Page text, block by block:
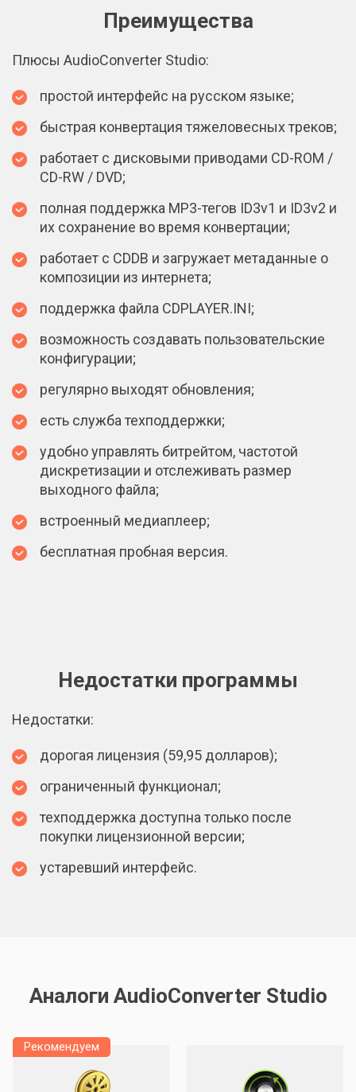
Преимущества
Плюсы AudioConverter Studio:
простой интерфейс на русском языке;
быстрая конвертация тяжеловесных треков;
работает с дисковыми приводами CD-ROM /
CD-RW / DVD;
полная поддержка МР3-тегов ID3v1 и ID3v2 и
их сохранение во время конвертации;
работает с CDDB и загружает метаданные о
композиции из интернета;
поддержка файла CDPLAYER.INI;
возможность создавать пользовательские
конфигурации;
регулярно выходят обновления;
есть служба техподдержки;
удобно управлять битрейтом, частотой
дискретизации и отслеживать размер
выходного файла;
встроенный медиаплеер;
бесплатная пробная версия.
Недостатки программы
Недостатки:
дорогая лицензия (59,95 долларов);
ограниченный функционал;
техподдержка доступна только после
покупки лицензионной версии;
устаревший интерфейс.
Аналоги AudioConverter Studio
Рекомендуем